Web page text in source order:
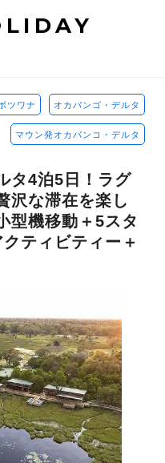
ツワナ オカバンゴ・デルタ
マウン発オカバンコ・デルタ
タ4泊5日！ラグ
沢な滞在を楽し
型機移動＋5スタ
ティビティー＋